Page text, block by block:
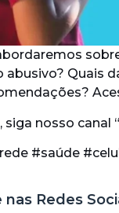
abusivo? Quais
nosso canal “
#saúde
Redes